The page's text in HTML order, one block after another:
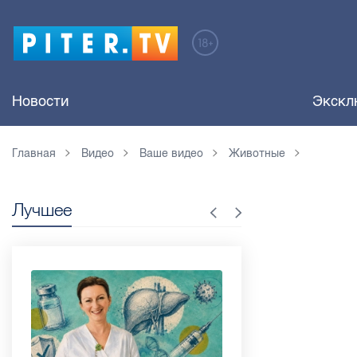
Новости
Главная Видео Ваше видео Животные
Лучшее